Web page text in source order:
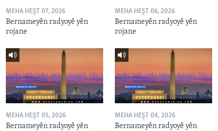
MEHA HEŞT 07, 2026
Bernameyên radyoyê yên
rojane
MEHA HEŞT 06, 2026
Bernameyên radyoyê yên
rojane
MEHA HEŞT 05, 2026
Bernameyên radyoyê yên
MEHA HEŞT 04, 2026
Bernameyên radyoyê yên